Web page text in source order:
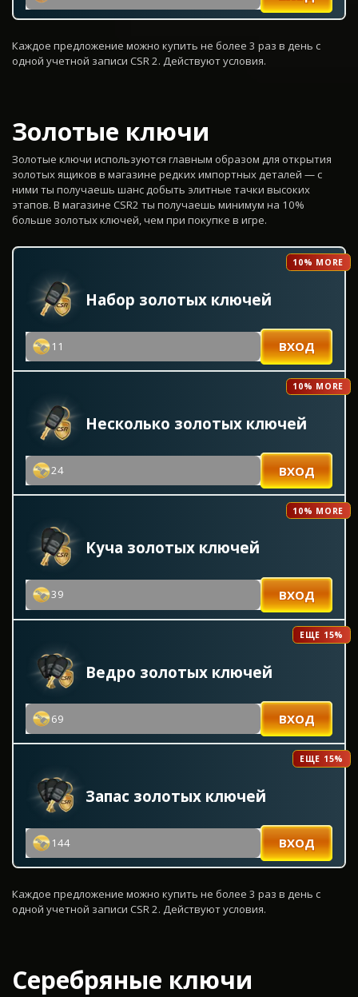
Каждое предложение можно купить не более 3 раз в день с
одной учетной записи CSR 2. Действуют условия.
Золотые ключи
Золотые ключи используются главным образом для открытия
золотых ящиков в магазине редких импортных деталей — с
ними ты получаешь шанс добыть элитные тачки высоких
этапов. В магазине CSR2 ты получаешь минимум на 10%
больше золотых ключей, чем при покупке в игре.
10% MORE
Набор золотых ключей
11 ВХОД
10% MORE
Несколько золотых ключей
24 ВХОД
10% MORE
Куча золотых ключей
39 ВХОД
ЕЩЕ 15%
Ведро золотых ключей
69 ВХОД
ЕЩЕ 15%
Запас золотых ключей
144 ВХОД
Каждое предложение можно купить не более 3 раз в день с
одной учетной записи CSR 2. Действуют условия.
Серебряные ключи